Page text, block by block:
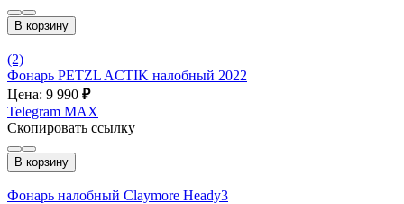
В корзину
(2)
Фонарь PETZL ACTIK налобный 2022
Цена: 9 990 ₽
Telegram MAX
Скопировать ссылку
В корзину
Фонарь налобный Claymore Heady3